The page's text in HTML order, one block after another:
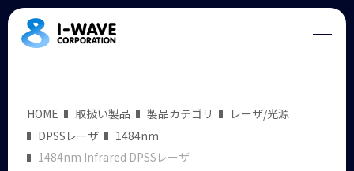
HOME 取扱い製品 製品カテゴリ
レーザ/光源
DPSSレーザ
1484nm
1484nm Infrared DPSSレーザ